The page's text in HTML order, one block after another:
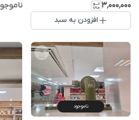
۳٬۰۰۰٬۰۰۰
افزودن به سبد
ناموجود